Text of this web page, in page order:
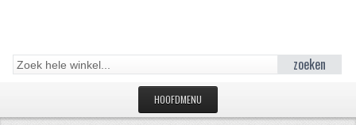
zoeken
HOOFDMENU